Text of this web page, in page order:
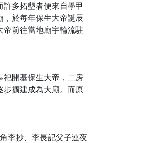
多拓墾者便來自學甲
於每年保生大帝誕辰
前往當地廟宇輪流駐
祀開基保生大帝，二房
步擴建成為大廟。而原
李抄、李長記父子連夜